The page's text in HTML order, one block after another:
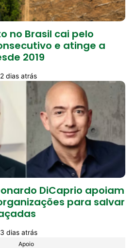
no Brasil cai pelo
e atinge a
2019
2 dias atrás
DiCaprio apoiam
para salvar
3 dias atrás
Apoio